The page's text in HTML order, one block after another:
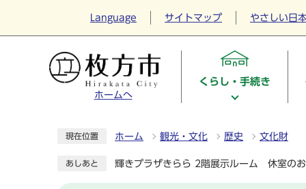
Language サイトマップ やさしい日
ホームへ
くらし・手続き
現在位置 ホーム 観光・文化 歴史 文化財
あしあと 輝きプラザきらら 2階展示ルーム 休室の